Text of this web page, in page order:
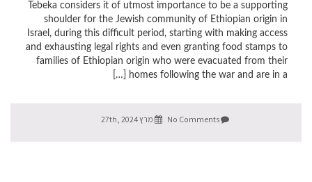
Tebeka considers it of utmost importance to be a supporting
shoulder for the Jewish community of Ethiopian origin in
Israel, during this difficult period, starting with making access
and exhausting legal rights and even granting food stamps to
families of Ethiopian origin who were evacuated from their
homes following the war and are in a […]
No Comments מרץ 27th, 2024